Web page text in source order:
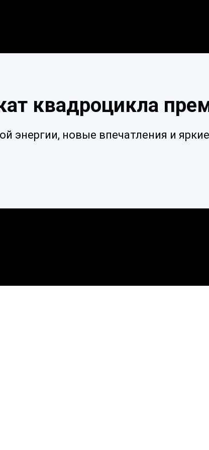
квадроцикла
энергии, новые впечатления и